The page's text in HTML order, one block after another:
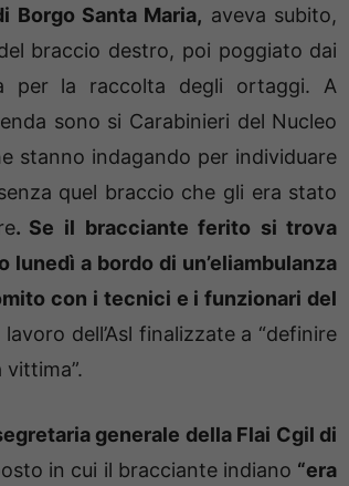
Borgo Santa Maria, aveva subito,
braccio destro, poi poggiato dai
per la raccolta degli ortaggi. A
sono si Carabinieri del Nucleo
stanno indagando per individuare
quel braccio che gli era stato
. Se il bracciante ferito si trova
lunedì a bordo di un’eliambulanza
con i tecnici e i funzionari del
dell’Asl finalizzate a “definire
generale della Flai Cgil di
in cui il bracciante indiano “era